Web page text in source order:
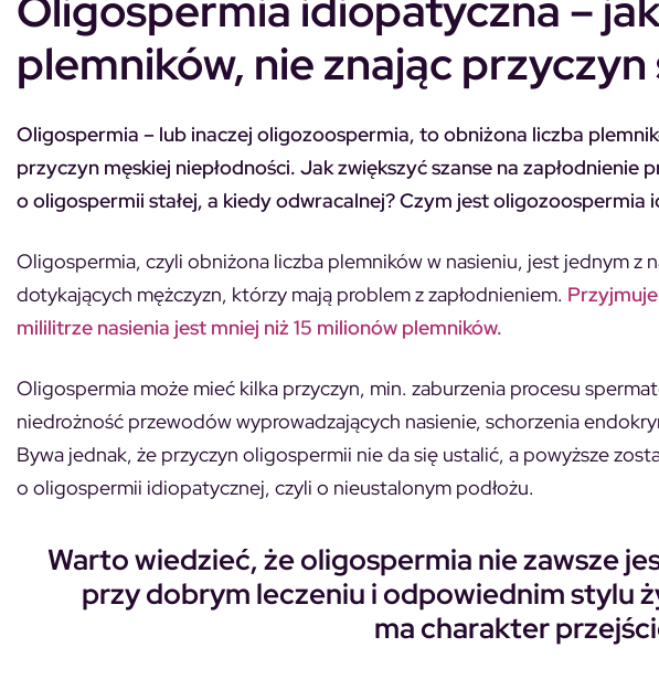
plemników, nie znając
Oligospermia – lub inaczej oligozoospermia, to obniżona liczba
przyczyn męskiej niepłodności. Jak zwiększyć szanse na
o oligospermii stałej, a kiedy odwracalnej? Czym jest oligozoospermia
Oligospermia, czyli obniżona liczba plemników w nasieniu, jest jednym z
dotykających mężczyzn, którzy mają problem z zapłodnieniem.
mililitrze nasienia jest mniej niż 15 milionów plemników.
Oligospermia może mieć kilka przyczyn, min. zaburzenia procesu
niedrożność przewodów wyprowadzających nasienie, schorzenia
Bywa jednak, że przyczyn oligospermii nie da się ustalić, a powyższe
o oligospermii idiopatycznej, czyli o nieustalonym podłożu.
Warto wiedzieć, że oligospermia nie zawsze
przy dobrym leczeniu i odpowiednim stylu
ma charakter